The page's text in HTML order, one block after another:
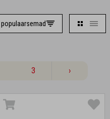
populaarsemad
3 ›